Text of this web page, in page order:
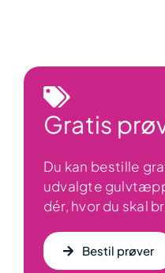
Gratis
Du kan bestille
udvalgte
dér, hvor du skal
Bestil prøver